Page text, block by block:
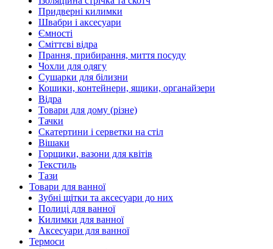
Придверні килимки
Швабри і аксесуари
Ємності
Сміттєві відра
Прання, прибирання, миття посуду
Чохли для одягу
Сушарки для білизни
Кошики, контейнери, ящики, органайзери
Відра
Товари для дому (різне)
Тачки
Скатертини і серветки на стіл
Вішаки
Горщики, вазони для квітів
Текстиль
Тази
Товари для ванної
Зубні щітки та аксесуари до них
Полиці для ванної
Килимки для ванної
Аксесуари для ванної
Термоси